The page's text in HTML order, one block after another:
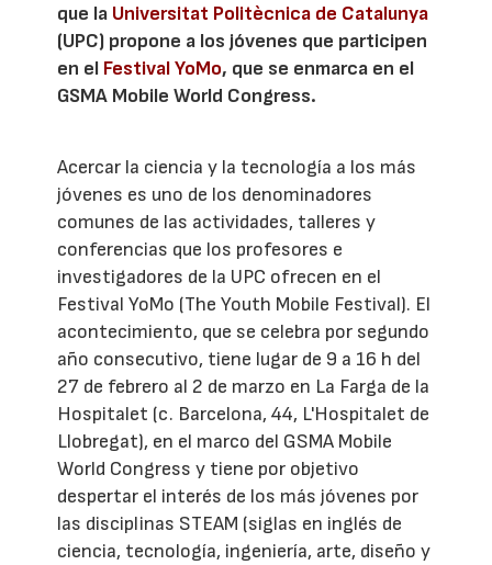
que la Universitat Politècnica de Catalunya
(UPC) propone a los jóvenes que participen
en el Festival YoMo, que se enmarca en el
GSMA Mobile World Congress.
Acercar la ciencia y la tecnología a los más
jóvenes es uno de los denominadores
comunes de las actividades, talleres y
conferencias que los profesores e
investigadores de la UPC ofrecen en el
Festival YoMo (The Youth Mobile Festival). El
acontecimiento, que se celebra por segundo
año consecutivo, tiene lugar de 9 a 16 h del
27 de febrero al 2 de marzo en La Farga de la
Hospitalet (c. Barcelona, 44, L'Hospitalet de
Llobregat), en el marco del GSMA Mobile
World Congress y tiene por objetivo
despertar el interés de los más jóvenes por
las disciplinas STEAM (siglas en inglés de
ciencia, tecnología, ingeniería, arte, diseño y